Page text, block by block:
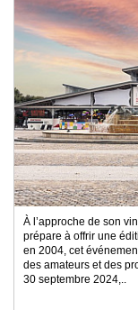
À l’approche de son
prépare à offrir une
en 2004, cet
des amateurs et des
30 septembre 2024,..